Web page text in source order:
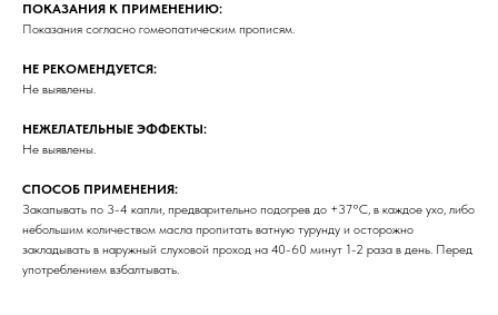
ПОКАЗАНИЯ К ПРИМЕНЕНИЮ:
Показания согласно гомеопатическим прописям.
НЕ РЕКОМЕНДУЕТСЯ:
Не выявлены.
НЕЖЕЛАТЕЛЬНЫЕ ЭФФЕКТЫ:
Не выявлены.
СПОСОБ ПРИМЕНЕНИЯ:
Закапывать по 3-4 капли, предварительно подогрев до +37°С, в каждое ухо, либо
небольшим количеством масла пропитать ватную турунду и осторожно
закладывать в наружный слуховой проход на 40-60 минут 1-2 раза в день. Перед
употреблением взбалтывать.